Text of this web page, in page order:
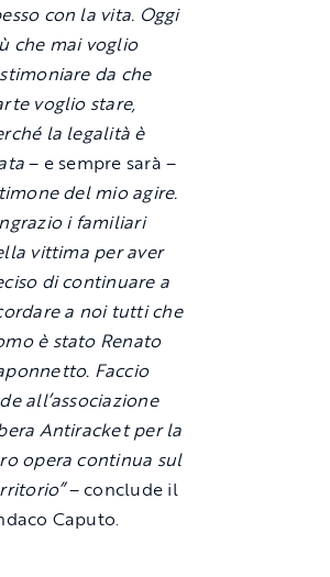
con la vita. Oggi
che mai voglio
da che
voglio stare,
la legalità è
– e sempre sarà –
del mio agire.
i familiari
vittima per aver
di continuare a
a noi tutti che
è stato Renato
Faccio
all’associazione
Antiracket per la
opera continua sul
– conclude il
Caputo.